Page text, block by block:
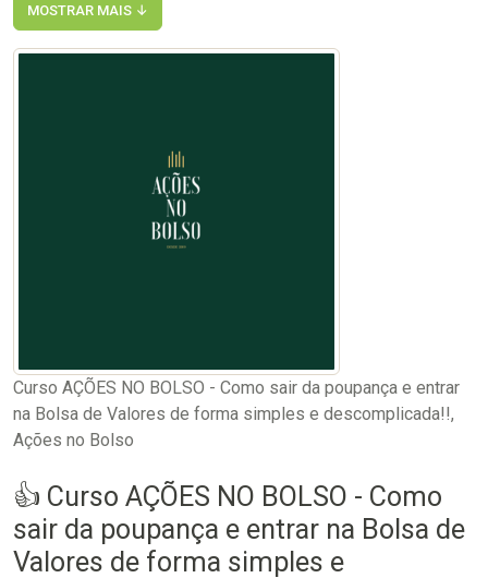
MOSTRAR MAIS ↓
Curso AÇÕES NO BOLSO - Como sair da poupança e entrar
na Bolsa de Valores de forma simples e descomplicada!!,
Ações no Bolso
👍 Curso AÇÕES NO BOLSO - Como
sair da poupança e entrar na Bolsa de
Valores de forma simples e